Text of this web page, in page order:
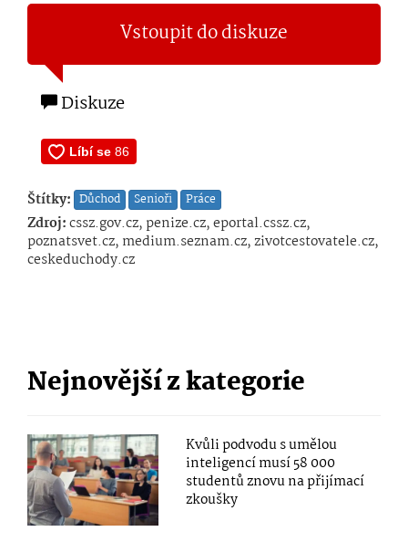
Vstoupit do diskuze
Diskuze
Štítky: Důchod Senioři Práce
Zdroj:cssz.gov.cz, penize.cz, eportal.cssz.cz,
poznatsvet.cz, medium.seznam.cz, zivotcestovatele.cz,
ceskeduchody.cz
Nejnovější z kategorie
Kvůli podvodu s umělou
inteligencí musí 58 000
studentů znovu na přijímací
zkoušky